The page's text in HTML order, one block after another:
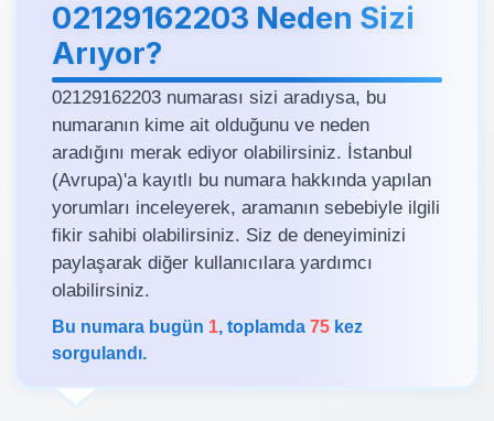
02129162203 Neden Sizi
Arıyor?
02129162203 numarası sizi aradıysa, bu
numaranın kime ait olduğunu ve neden
aradığını merak ediyor olabilirsiniz. İstanbul
(Avrupa)'a kayıtlı bu numara hakkında yapılan
yorumları inceleyerek, aramanın sebebiyle ilgili
fikir sahibi olabilirsiniz. Siz de deneyiminizi
paylaşarak diğer kullanıcılara yardımcı
olabilirsiniz.
Bu numara bugün 1, toplamda 75 kez
sorgulandı.